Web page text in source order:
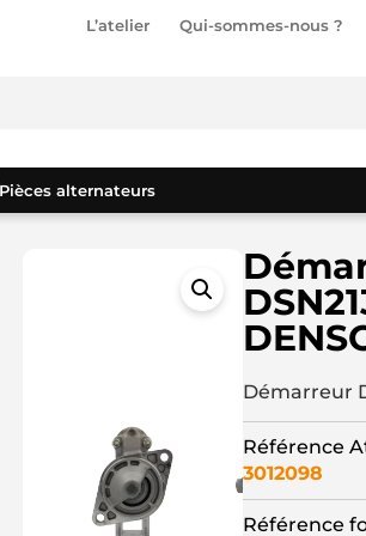
L’atelier Qui-sommes-nous ?
Pièces alternateurs
Démarreur
Référence
3012098
Référence